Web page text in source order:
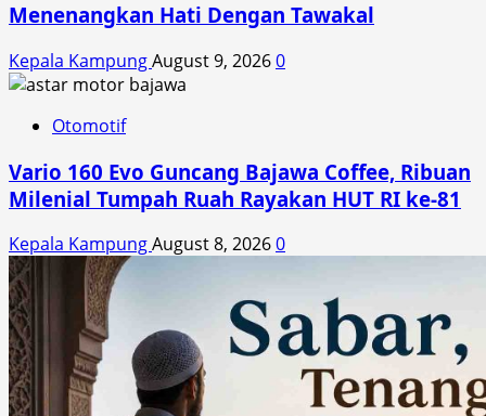
Menenangkan Hati Dengan Tawakal
Kepala KampungAugust 9, 20260
Otomotif
Vario 160 Evo Guncang Bajawa Coffee, Ribuan
Milenial Tumpah Ruah Rayakan HUT RI ke-81
Kepala KampungAugust 8, 20260